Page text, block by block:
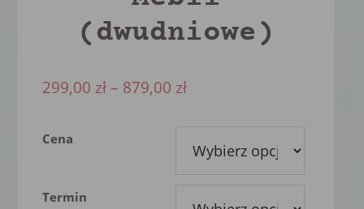
(dwudniowe)
299,00 zł– 879,00 zł
Cena
Termin